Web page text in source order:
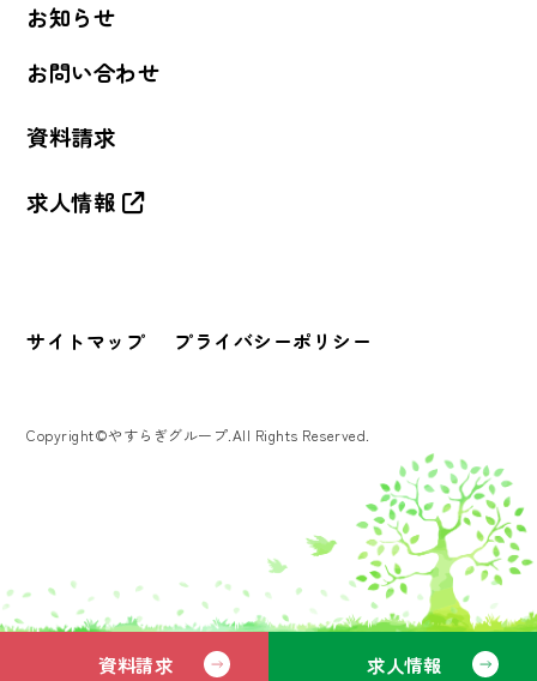
資料請求 求人情報
お知らせ
お問い合わせ
資料請求
求人情報
サイトマップ プライバシーポリシー
Copyright©やすらぎグループ.All Rights Reserved.